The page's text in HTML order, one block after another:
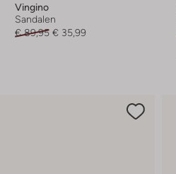
Vingino
Sandalen
€ 89,95 € 35,99